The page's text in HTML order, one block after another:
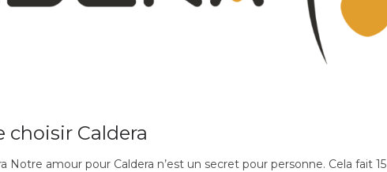
choisir Caldera
Notre amour pour Caldera n’est un secret pour personne. Cela fait 15